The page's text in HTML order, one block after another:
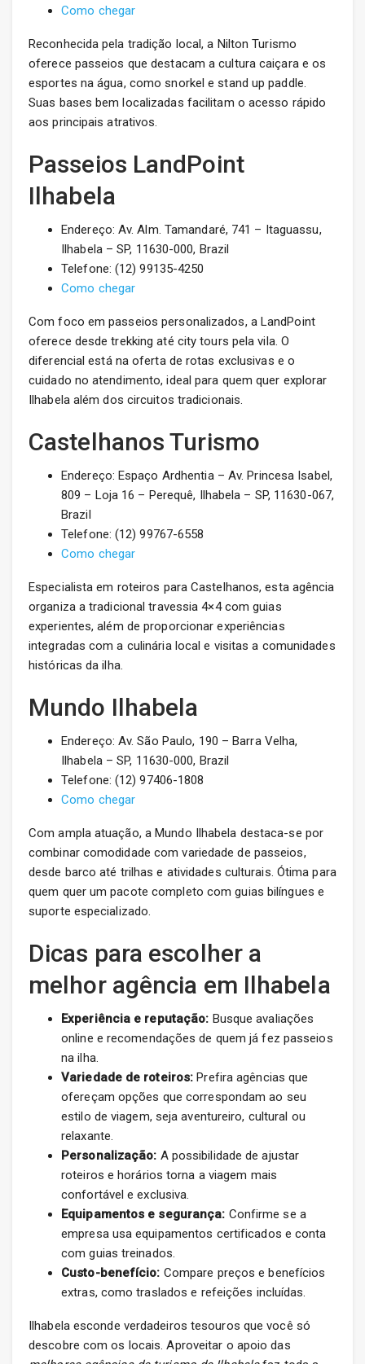
Como chegar
Reconhecida pela tradição local, a Nilton Turismo
oferece passeios que destacam a cultura caiçara e os
esportes na água, como snorkel e stand up paddle.
Suas bases bem localizadas facilitam o acesso rápido
aos principais atrativos.
Passeios LandPoint
Ilhabela
Endereço: Av. Alm. Tamandaré, 741 – Itaguassu,
Ilhabela – SP, 11630-000, Brazil
Telefone: (12) 99135-4250
Como chegar
Com foco em passeios personalizados, a LandPoint
oferece desde trekking até city tours pela vila. O
diferencial está na oferta de rotas exclusivas e o
cuidado no atendimento, ideal para quem quer explorar
Ilhabela além dos circuitos tradicionais.
Castelhanos Turismo
Endereço: Espaço Ardhentia – Av. Princesa Isabel,
809 – Loja 16 – Perequê, Ilhabela – SP, 11630-067,
Brazil
Telefone: (12) 99767-6558
Como chegar
Especialista em roteiros para Castelhanos, esta agência
organiza a tradicional travessia 4×4 com guias
experientes, além de proporcionar experiências
integradas com a culinária local e visitas a comunidades
históricas da ilha.
Mundo Ilhabela
Endereço: Av. São Paulo, 190 – Barra Velha,
Ilhabela – SP, 11630-000, Brazil
Telefone: (12) 97406-1808
Como chegar
Com ampla atuação, a Mundo Ilhabela destaca-se por
combinar comodidade com variedade de passeios,
desde barco até trilhas e atividades culturais. Ótima para
quem quer um pacote completo com guias bilíngues e
suporte especializado.
Dicas para escolher a
melhor agência em Ilhabela
Experiência e reputação: Busque avaliações
online e recomendações de quem já fez passeios
na ilha.
Variedade de roteiros: Prefira agências que
ofereçam opções que correspondam ao seu
estilo de viagem, seja aventureiro, cultural ou
relaxante.
Personalização: A possibilidade de ajustar
roteiros e horários torna a viagem mais
confortável e exclusiva.
Equipamentos e segurança: Confirme se a
empresa usa equipamentos certificados e conta
com guias treinados.
Custo-benefício: Compare preços e benefícios
extras, como traslados e refeições incluídas.
Ilhabela esconde verdadeiros tesouros que você só
descobre com os locais. Aproveitar o apoio das